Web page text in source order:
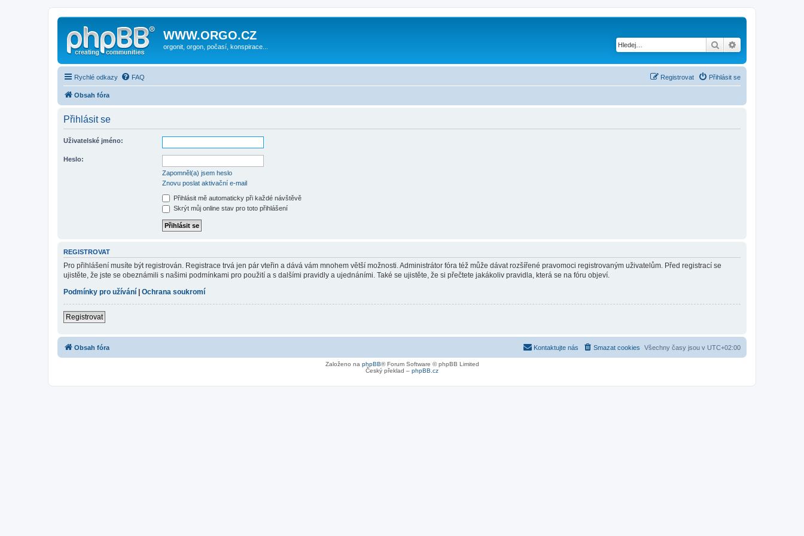
WWW.ORGO.CZ
orgonit, orgon, počasí, konspirace... Hledat
Rychlé odkazy FAQ Přihlásit se
Registrovat
Obsah fóra
Přihlásit se
Uživatelské jméno:
Heslo:
Zapomněl(a) jsem heslo
Znovu poslat aktivační e-mail
Přihlásit mě automaticky při každé návštěvě
Skrýt můj online stav pro toto přihlášení
REGISTROVAT
Pro přihlášení musíte být registrován. Registrace trvá jen pár vteřin a dává vám mnohem větší možnosti. Administrátor fóra též může dávat rozšířené pravomoci registrovaným uživatelům. Před registrací se
ujistěte, že jste se obeznámili s našimi podmínkami pro použití a s dalšími pravidly a ujednáními. Také se ujistěte, že si přečtete jakákoliv pravidla, která se na fóru objeví.
Podmínky pro užívání
Ochrana soukromí
Registrovat
Obsah fóra Všechny časy jsou v UTC+02:00
Smazat cookies
Kontaktujte nás
Založeno na phpBB® Forum Software © phpBB Limited
Český překlad – phpBB.cz